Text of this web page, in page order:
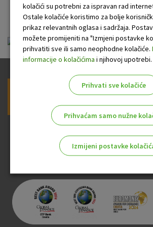
banke
ou-visa-classic-
Prijava na newsletter OTP banke
kolačići su potrebni za ispravan rad
Ostale kolačiće koristimo za bolje
prikaz relevantnih oglasa i sadržaja.
možete promijeniti na "Izmjeni postavke
prihvatiti sve ili samo neophodne kolačiće.
informacije o kolačićima i njihovoj upotrebi.
Prihvati sve kolačiće
Prihvaćam samo nužne
Izmijeni postavke